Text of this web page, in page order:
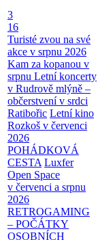
3
16
Turisté zvou na své
akce v srpnu 2026
Kam za kopanou v
srpnu Letní koncerty
v Rudrově mlýně –
občerstvení v srdci
Ratibořic Letní kino
Rozkoš v červenci
2026
POHÁDKOVÁ
CESTA Luxfer
Open Space
v červenci a srpnu
2026
RETROGAMING
– POČÁTKY
OSOBNÍCH